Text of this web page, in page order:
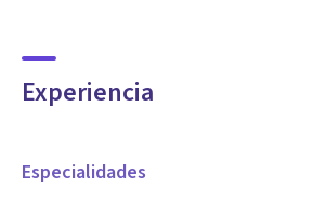
Experiencia
Especialidades